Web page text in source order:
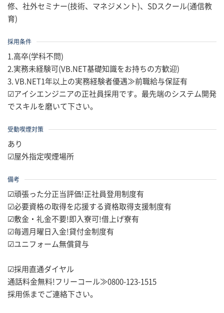
修、社外セミナー(技術、マネジメント)、SDスクール(通信教
育)
採用条件
1.高卒(学科不問)
2.実務未経験可(VB.NET基礎知識をお持ちの方歓迎)
3. VB.NET1年以上の実務経験者優遇≫前職給与保証有
☑アイシエンジニアの正社員採用です。最先端のシステム開発
でスキルを磨いて下さい。
受動喫煙対策
あり
☑屋外指定喫煙場所
備考
☑頑張った分正当評価!正社員登用制度有
☑必要資格の取得を応援する資格取得支援制度有
☑敷金・礼金不要!即入寮可!借上げ寮有
☑毎週月曜日入金!貸付金制度有
☑ユニフォーム無償貸与
☑採用直通ダイヤル
通話料金無料!フリーコール≫0800-123-1515
採用係までご連絡下さい。